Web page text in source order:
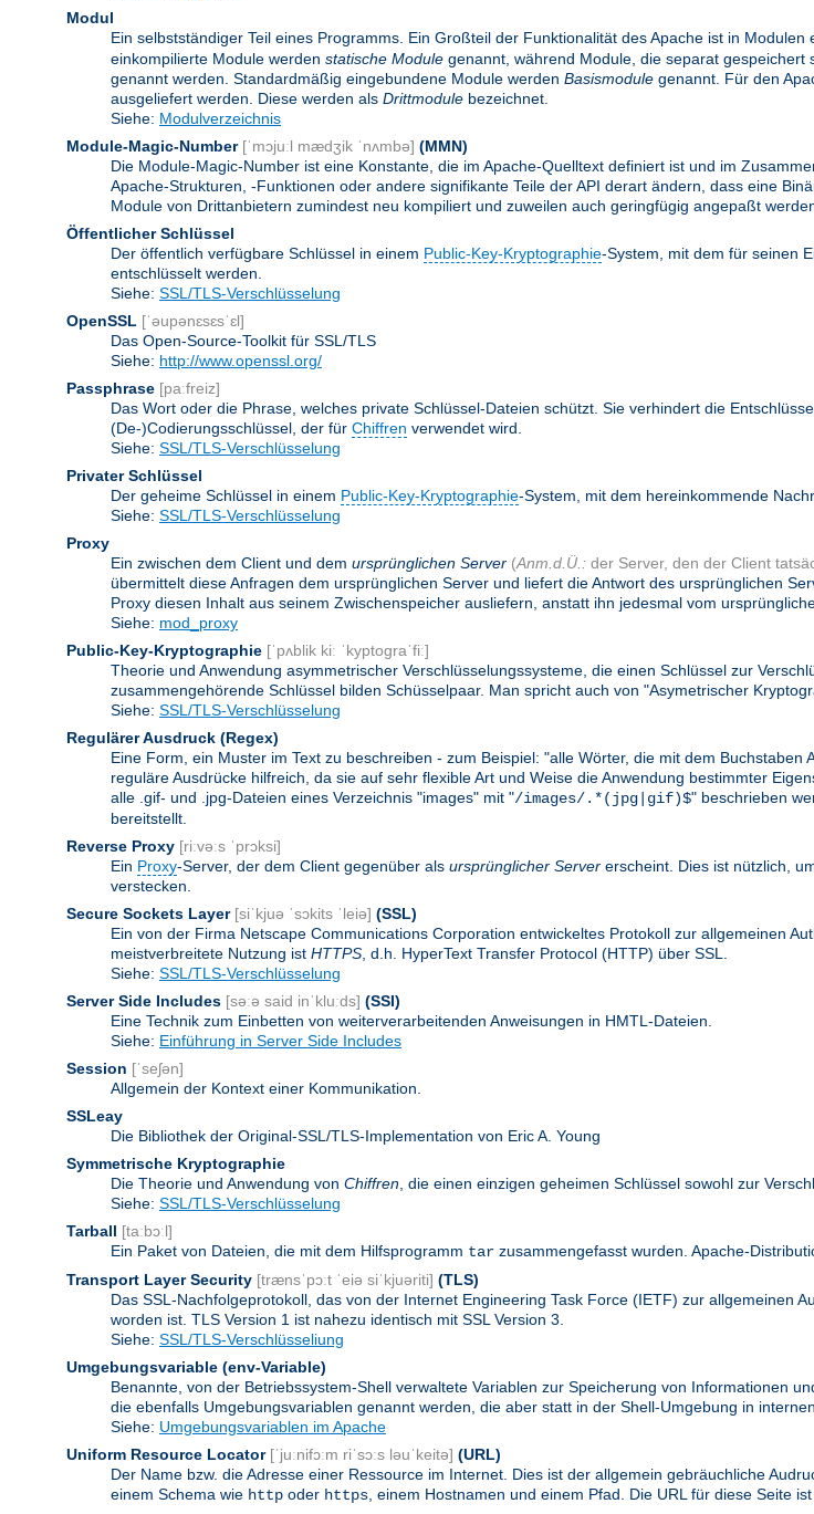
Modul
Ein selbstständiger Teil eines Programms. Ein Großteil der Funktionalität des Apache ist in
einkompilierte Module werden statische Module genannt, während Module, die separat gespeichert
genannt werden. Standardmäßig eingebundene Module werden Basismodule genannt. Für den
ausgeliefert werden. Diese werden als Drittmodule bezeichnet.
Siehe: Modulverzeichnis
Module-Magic-Number [ˈmɔjuːl mædʒik ˈnʌmbə] (MMN)
Die Module-Magic-Number ist eine Konstante, die im Apache-Quelltext definiert ist und im
Apache-Strukturen, -Funktionen oder andere signifikante Teile der API derart ändern, dass eine
Module von Drittanbietern zumindest neu kompiliert und zuweilen auch geringfügig angepaßt
Öffentlicher Schlüssel
Der öffentlich verfügbare Schlüssel in einem Public-Key-Kryptographie-System, mit dem für seinen
entschlüsselt werden.
Siehe: SSL/TLS-Verschlüsselung
OpenSSL [ˈəupənɛsɛsˈɛl]
Das Open-Source-Toolkit für SSL/TLS
Siehe: http://www.openssl.org/
Passphrase [paːfreiz]
Das Wort oder die Phrase, welches private Schlüssel-Dateien schützt. Sie verhindert die
(De-)Codierungsschlüssel, der für Chiffren verwendet wird.
Siehe: SSL/TLS-Verschlüsselung
Privater Schlüssel
Der geheime Schlüssel in einem Public-Key-Kryptographie-System, mit dem hereinkommende
Siehe: SSL/TLS-Verschlüsselung
Proxy
Ein zwischen dem Client und dem ursprünglichen Server (Anm.d.Ü.: der Server, den der Client
übermittelt diese Anfragen dem ursprünglichen Server und liefert die Antwort des ursprünglichen
Proxy diesen Inhalt aus seinem Zwischenspeicher ausliefern, anstatt ihn jedesmal vom
Siehe: mod_proxy
Public-Key-Kryptographie [ˈpʌblik kiː ˈkyptograˈfiː]
Theorie und Anwendung asymmetrischer Verschlüsselungssysteme, die einen Schlüssel zur
zusammengehörende Schlüssel bilden Schüsselpaar. Man spricht auch von "Asymetrischer
Siehe: SSL/TLS-Verschlüsselung
Regulärer Ausdruck (Regex)
Eine Form, ein Muster im Text zu beschreiben - zum Beispiel: "alle Wörter, die mit dem
reguläre Ausdrücke hilfreich, da sie auf sehr flexible Art und Weise die Anwendung bestimmter
alle .gif- und .jpg-Dateien eines Verzeichnis "images" mit "/images/.*(jpg|gif)$" beschrieben
bereitstellt.
Reverse Proxy [riːvəːs ˈprɔksi]
Ein Proxy-Server, der dem Client gegenüber als ursprünglicher Server erscheint. Dies ist nützlich,
verstecken.
Secure Sockets Layer [siˈkjuə ˈsɔkits ˈleiə] (SSL)
Ein von der Firma Netscape Communications Corporation entwickeltes Protokoll zur allgemeinen
meistverbreitete Nutzung ist HTTPS , d.h. HyperText Transfer Protocol (HTTP) über SSL.
Siehe: SSL/TLS-Verschlüsselung
Server Side Includes [səːə said inˈkluːds] (SSI)
Eine Technik zum Einbetten von weiterverarbeitenden Anweisungen in HMTL-Dateien.
Siehe: Einführung in Server Side Includes
Session [ˈseʃən]
Allgemein der Kontext einer Kommunikation.
SSLeay
Die Bibliothek der Original-SSL/TLS-Implementation von Eric A. Young
Symmetrische Kryptographie
Die Theorie und Anwendung von Chiffren , die einen einzigen geheimen Schlüssel sowohl zur
Siehe: SSL/TLS-Verschlüsselung
Tarball [taːbɔːl]
Ein Paket von Dateien, die mit dem Hilfsprogramm tar zusammengefasst wurden. Apache-
Transport Layer Security [trænsˈpɔːt ˈeiə siˈkjuəriti] (TLS)
Das SSL-Nachfolgeprotokoll, das von der Internet Engineering Task Force (IETF) zur allgemeinen
worden ist. TLS Version 1 ist nahezu identisch mit SSL Version 3.
Siehe: SSL/TLS-Verschlüsseliung
Umgebungsvariable (env-Variable)
Benannte, von der Betriebssystem-Shell verwaltete Variablen zur Speicherung von Informationen
die ebenfalls Umgebungsvariablen genannt werden, die aber statt in der Shell-Umgebung in
Siehe: Umgebungsvariablen im Apache
Uniform Resource Locator [ˈjuːnifɔːm riˈsɔːs ləuˈkeitə] (URL)
Der Name bzw. die Adresse einer Ressource im Internet. Dies ist der allgemein gebräuchliche
einem Schema wie http oder https , einem Hostnamen und einem Pfad. Die URL für diese Seite ist